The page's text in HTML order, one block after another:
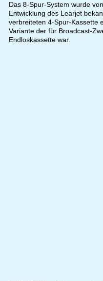
Das 8-Spur-System wurde
Entwicklung des Learjet
verbreiteten 4-Spur-Kassette
Variante der für Broadcast-
Endloskassette war.